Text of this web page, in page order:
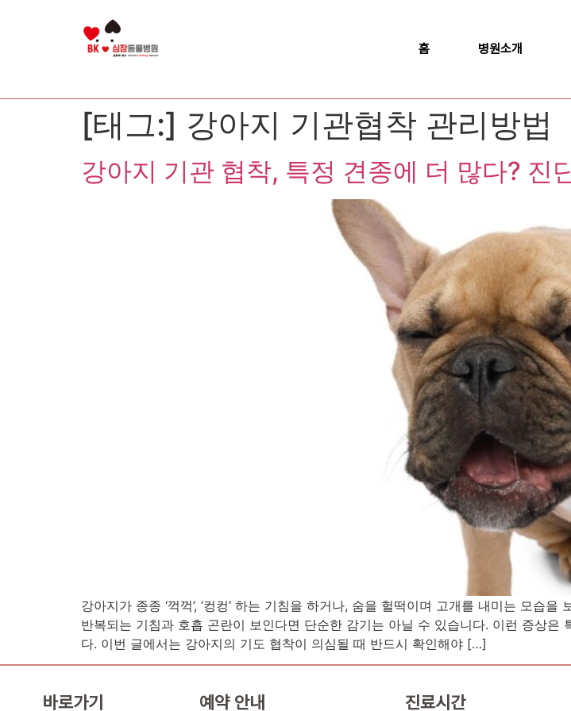
홈 병원소개
[태그:] 강아지 기관협착 관리방법
강아지 기관 협착, 특정 견종에 더 많다? 진
강아지가 종종 ‘꺽꺽’, ‘컹컹’ 하는 기침을 하거나, 숨을 헐떡이며 고개를 내미는 모습
반복되는 기침과 호흡 곤란이 보인다면 단순한 감기는 아닐 수 있습니다. 이런 증상은
다. 이번 글에서는 강아지의 기도 협착이 의심될 때 반드시 확인해야 […]
바로가기 예약 안내 진료시간